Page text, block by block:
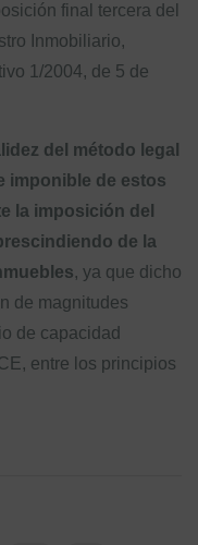
final tercera del
Inmobiliario,
1/2004, de 5 de
del método legal
imponible de estos
la imposición del
de la
, ya que dicho
de magnitudes
de capacidad
entre los principios